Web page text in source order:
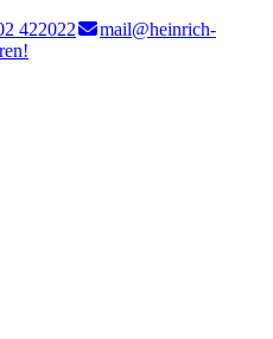
422022
mail@heinrich-